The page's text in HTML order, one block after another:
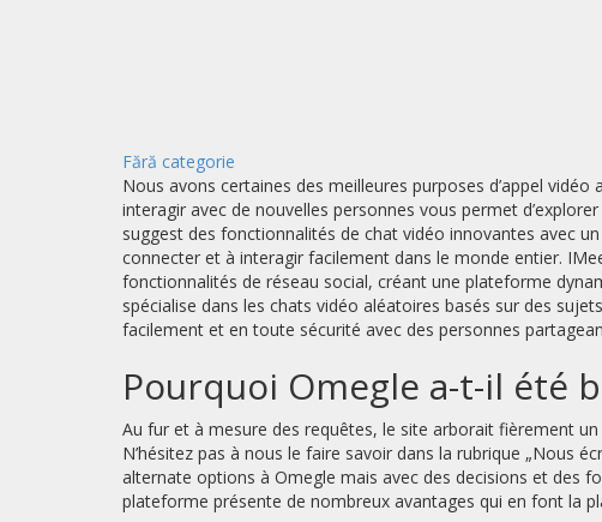
Fără categorie
Nous avons certaines des meilleures purposes d’appel
interagir avec de nouvelles personnes vous permet
suggest des fonctionnalités de chat vidéo innovantes avec
connecter et à interagir facilement dans le monde entier.
fonctionnalités de réseau social, créant une plateforme
spécialise dans les chats vidéo aléatoires basés sur des
facilement et en toute sécurité avec des personnes
Pourquoi Omegle a-t-il été
Au fur et à mesure des requêtes, le site arborait fièrement
N’hésitez pas à nous le faire savoir dans la rubrique „Nous
alternate options à Omegle mais avec des decisions et des
plateforme présente de nombreux avantages qui en font la